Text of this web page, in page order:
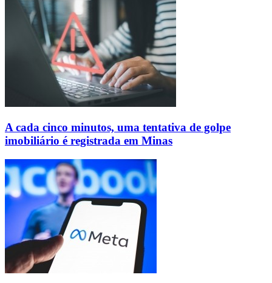
A cada cinco minutos, uma tentativa de golpe
imobiliário é registrada em Minas